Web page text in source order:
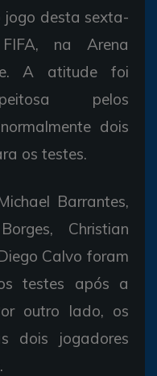
desta sexta-
na Arena
A atitude foi
pelos
dois
os testes.
Barrantes,
Christian
Calvo foram
testes após a
outro lado, os
dois jogadores